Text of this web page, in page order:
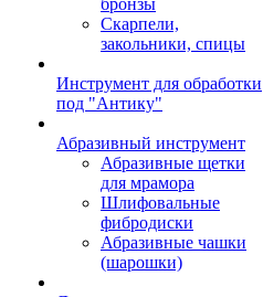
бронзы
Скарпели,
закольники, спицы
Инструмент для обработки
под "Антику"
Абразивный инструмент
Абразивные щетки
для мрамора
Шлифовальные
фибродиски
Абразивные чашки
(шарошки)